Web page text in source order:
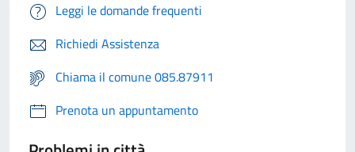
Leggi le domande frequenti
Richiedi Assistenza
Chiama il comune 085.87911
Prenota un appuntamento